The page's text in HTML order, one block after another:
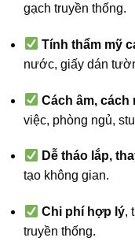
gạch truyền thống.
Tính thẩm mỹ
nước, giấy dán
Cách âm, cách
việc, phòng ngủ,
Dễ tháo lắp,
tạo không gian.
Chi phí hợp lý,
truyền thống.